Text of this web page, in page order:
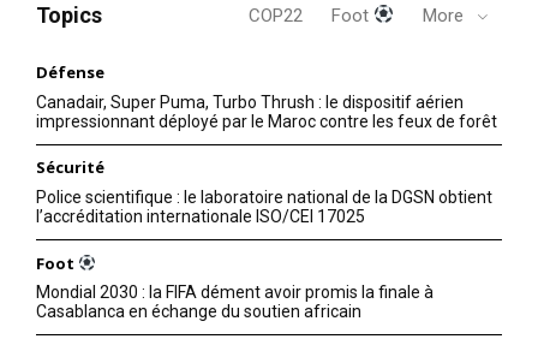
Topics COP22 Foot More
Défense
Canadair, Super Puma, Turbo Thrush : le dispositif aérien
impressionnant déployé par le Maroc contre les feux de forêt
Sécurité
Police scientifique : le laboratoire national de la DGSN obtient
l’accréditation internationale ISO/CEI 17025
Foot
Mondial 2030 : la FIFA dément avoir promis la finale à
Casablanca en échange du soutien africain